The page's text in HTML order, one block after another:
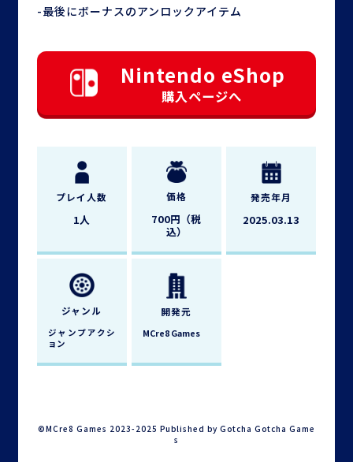
-最後にボーナスのアンロックアイテム
Nintendo eShop
購入ページへ
プレイ 人数
1人
価格
700円（税
込）
発売年月
2025.03.13
ジャンル
ジャンプアクシ
ョン
開発元
MCre8 Games
©MCre8 Games 2023-2025 Published by Gotcha Gotcha Game
s